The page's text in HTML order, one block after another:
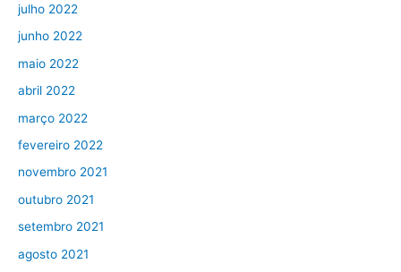
julho 2022
junho 2022
maio 2022
abril 2022
março 2022
fevereiro 2022
novembro 2021
outubro 2021
setembro 2021
agosto 2021